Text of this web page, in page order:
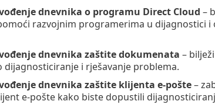
dnevnika o programu Direct Cloud –
razvojnim programerima u dijagnostici
dnevnika zaštite dokumenata –
dijagnosticiranje i rješavanje problema.
dnevnika zaštite klijenta e-pošte–
e-pošte kako biste dopustili